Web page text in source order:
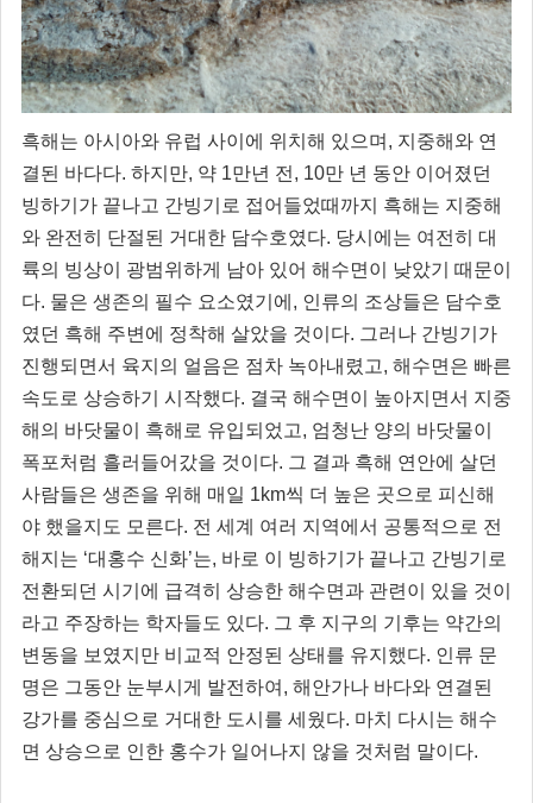
흑해는 아시아와 유럽 사이에 위치해 있으며, 지중해와 연
결된 바다다. 하지만, 약 1만년 전, 10만 년 동안 이어졌던
빙하기가 끝나고 간빙기로 접어들었때까지 흑해는 지중해
와 완전히 단절된 거대한 담수호였다. 당시에는 여전히 대
륙의 빙상이 광범위하게 남아 있어 해수면이 낮았기 때문이
다. 물은 생존의 필수 요소였기에, 인류의 조상들은 담수호
였던 흑해 주변에 정착해 살았을 것이다. 그러나 간빙기가
진행되면서 육지의 얼음은 점차 녹아내렸고, 해수면은 빠른
속도로 상승하기 시작했다. 결국 해수면이 높아지면서 지중
해의 바닷물이 흑해로 유입되었고, 엄청난 양의 바닷물이
폭포처럼 흘러들어갔을 것이다. 그 결과 흑해 연안에 살던
사람들은 생존을 위해 매일 1km씩 더 높은 곳으로 피신해
야 했을지도 모른다. 전 세계 여러 지역에서 공통적으로 전
해지는 ‘대홍수 신화’는, 바로 이 빙하기가 끝나고 간빙기로
전환되던 시기에 급격히 상승한 해수면과 관련이 있을 것이
라고 주장하는 학자들도 있다. 그 후 지구의 기후는 약간의
변동을 보였지만 비교적 안정된 상태를 유지했다. 인류 문
명은 그동안 눈부시게 발전하여, 해안가나 바다와 연결된
강가를 중심으로 거대한 도시를 세웠다. 마치 다시는 해수
면 상승으로 인한 홍수가 일어나지 않을 것처럼 말이다.